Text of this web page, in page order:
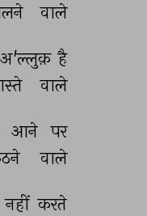
वाले
है
वाले
आने पर
वाले
नहीं करते